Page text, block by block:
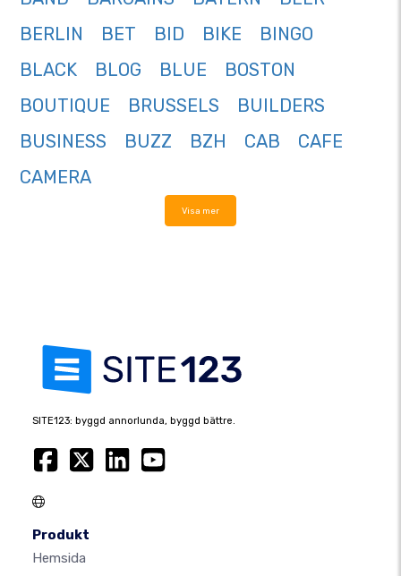
BERLIN
BET BID BIKE
BINGO
BLACK
BLOG BLUE
BOSTON
BOUTIQUE
BRUSSELS
BUILDERS
BUSINESS
BUZZ BZH CAB
CAFE
CAMERA
Visa mer
SITE123: byggd annorlunda, byggd bättre.
Produkt
Hemsida